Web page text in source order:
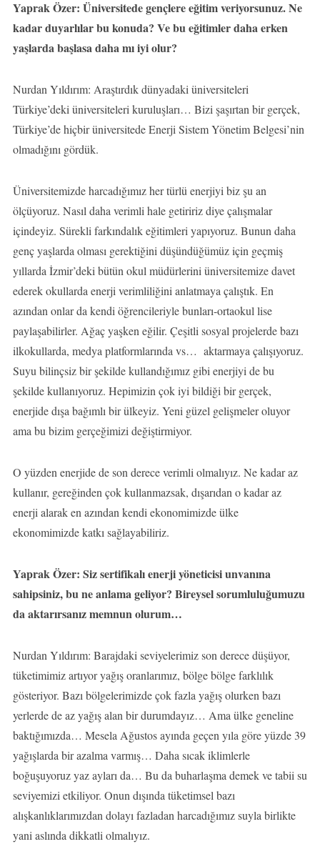
Yaprak Özer: Üniversitede gençlere eğitim veriyorsunuz. Ne
kadar duyarlılar bu konuda? Ve bu eğitimler daha erken
yaşlarda başlasa daha mı iyi olur?
Nurdan Yıldırım: Araştırdık dünyadaki üniversiteleri
Türkiye’deki üniversiteleri kuruluşları… Bizi şaşırtan bir gerçek,
Türkiye’de hiçbir üniversitede Enerji Sistem Yönetim Belgesi’nin
olmadığını gördük.
Üniversitemizde harcadığımız her türlü enerjiyi biz şu an
ölçüyoruz. Nasıl daha verimli hale getiririz diye çalışmalar
içindeyiz. Sürekli farkındalık eğitimleri yapıyoruz. Bunun daha
genç yaşlarda olması gerektiğini düşündüğümüz için geçmiş
yıllarda İzmir’deki bütün okul müdürlerini üniversitemize davet
ederek okullarda enerji verimliliğini anlatmaya çalıştık. En
azından onlar da kendi öğrencileriyle bunları-ortaokul lise
paylaşabilirler. Ağaç yaşken eğilir. Çeşitli sosyal projelerde bazı
ilkokullarda, medya platformlarında vs… aktarmaya çalışıyoruz.
Suyu bilinçsiz bir şekilde kullandığımız gibi enerjiyi de bu
şekilde kullanıyoruz. Hepimizin çok iyi bildiği bir gerçek,
enerjide dışa bağımlı bir ülkeyiz. Yeni güzel gelişmeler oluyor
ama bu bizim gerçeğimizi değiştirmiyor.
O yüzden enerjide de son derece verimli olmalıyız. Ne kadar az
kullanır, gereğinden çok kullanmazsak, dışarıdan o kadar az
enerji alarak en azından kendi ekonomimizde ülke
ekonomimizde katkı sağlayabiliriz.
Yaprak Özer: Siz sertifikalı enerji yöneticisi unvanına
sahipsiniz, bu ne anlama geliyor? Bireysel sorumluluğumuzu
da aktarırsanız memnun olurum…
Nurdan Yıldırım: Barajdaki seviyelerimiz son derece düşüyor,
tüketimimiz artıyor yağış oranlarımız, bölge bölge farklılık
gösteriyor. Bazı bölgelerimizde çok fazla yağış olurken bazı
yerlerde de az yağış alan bir durumdayız… Ama ülke geneline
baktığımızda… Mesela Ağustos ayında geçen yıla göre yüzde 39
yağışlarda bir azalma varmış… Daha sıcak iklimlerle
boğuşuyoruz yaz ayları da… Bu da buharlaşma demek ve tabii su
seviyemizi etkiliyor. Onun dışında tüketimsel bazı
alışkanlıklarımızdan dolayı fazladan harcadığımız suyla birlikte
yani aslında dikkatli olmalıyız.